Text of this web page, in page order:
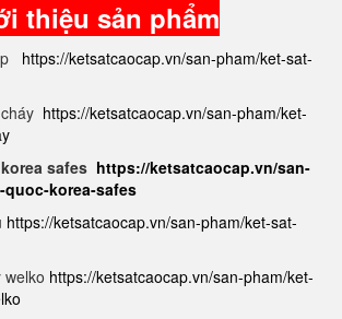
thiệu sản phẩm
https://ketsatcaocap.vn/san-pham/ket-sat-
https://ketsatcaocap.vn/san-pham/ket-
safes https://ketsatcaocap.vn/san-
korea-safes
https://ketsatcaocap.vn/san-pham/ket-sat-
welko https://ketsatcaocap.vn/san-pham/ket-